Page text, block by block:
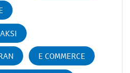
E COMMERCE